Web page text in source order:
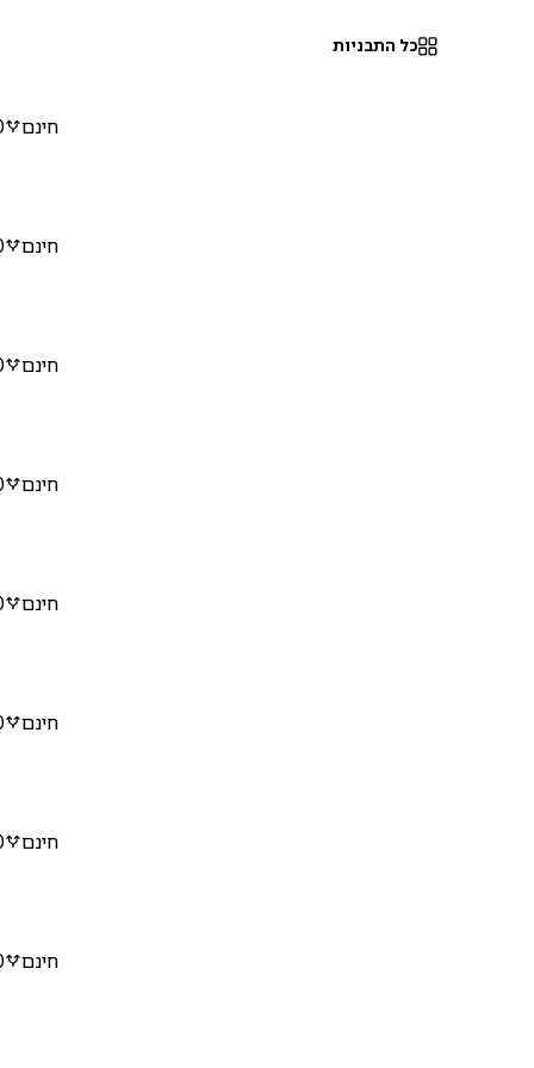
כל התבניות
חינם
חינם
חינם
חינם
חינם
חינם
חינם
חינם